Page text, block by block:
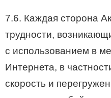
7.6. Каждая сторона
трудности,
с использованием в
Интернета, в
скорость и